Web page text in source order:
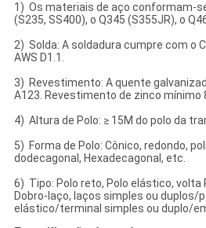
1) Os materiais de aço conformam-
(S235, SS400), o Q345 (S355JR), o
2) Solda: A soldadura cumpre com o
AWS D1.1.
3) Revestimento: A quente
A123. Revestimento de zinco mínimo
4) Altura de Polo: ≥ 15M do polo da
5) Forma de Polo: Cônico, redondo,
dodecagonal, Hexadecagonal, etc.
6) Tipo: Polo reto, Polo elástico, volta
Dobro-laço, laços simples ou duplos/
elástico/terminal simples ou duplo/